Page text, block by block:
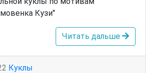
Кузи"
Читать дальше
Куклы